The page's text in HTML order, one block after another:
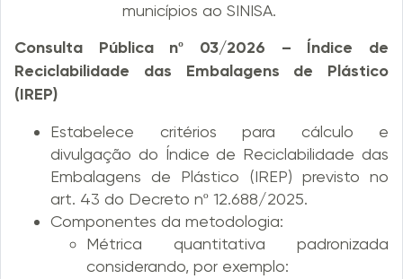
municípios ao SINISA.
Consulta Pública nº 03/2026 – Índice de
Reciclabilidade das Embalagens de Plástico
(IREP)
Estabelece critérios para cálculo e
divulgação do Índice de Reciclabilidade das
Embalagens de Plástico (IREP) previsto no
art. 43 do Decreto nº 12.688/2025.
Componentes da metodologia:
Métrica quantitativa padronizada
considerando, por exemplo: